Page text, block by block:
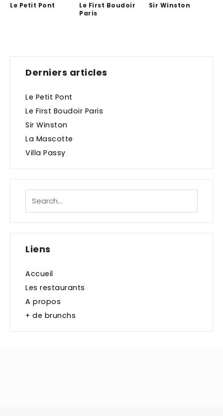
Le Petit Pont
Le First Boudoir
Paris
Sir Winston
Derniers articles
Le Petit Pont
Le First Boudoir Paris
Sir Winston
La Mascotte
Villa Passy
Liens
Accueil
Les restaurants
A propos
+ de brunchs